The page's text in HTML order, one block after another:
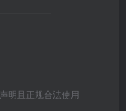
明且正规合法使用